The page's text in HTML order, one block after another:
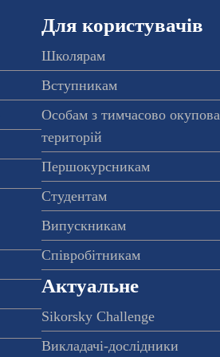
Для користувачів
Школярам
Вступникам
Особам з тимчасово
територій
Першокурсникам
Студентам
Випускникам
Співробітникам
Актуальне
Sikorsky Challenge
Викладачі-дослідники